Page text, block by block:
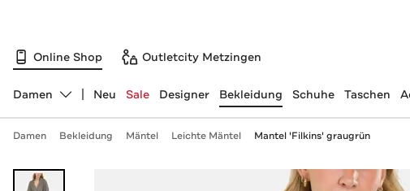
Online Shop Outletcity Metzingen
Abteilung ändern, ausgewählt:
Damen Neu Sale Designer Bekleidung Schuhe Taschen
Damen Bekleidung Mäntel Leichte Mäntel Mantel 'Filkins' graugrün